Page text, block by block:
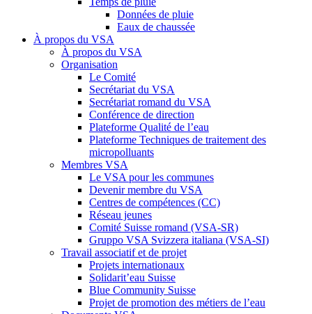
Données de pluie
Eaux de chaussée
À propos du VSA
À propos du VSA
Organisation
Le Comité
Secrétariat du VSA
Secrétariat romand du VSA
Conférence de direction
Plateforme Qualité de l’eau
Plateforme Techniques de traitement des
micropolluants
Membres VSA
Le VSA pour les communes
Devenir membre du VSA
Centres de compétences (CC)
Réseau jeunes
Comité Suisse romand (VSA-SR)
Gruppo VSA Svizzera italiana (VSA-SI)
Travail associatif et de projet
Projets internationaux
Solidarit’eau Suisse
Blue Community Suisse
Projet de promotion des métiers de l’eau